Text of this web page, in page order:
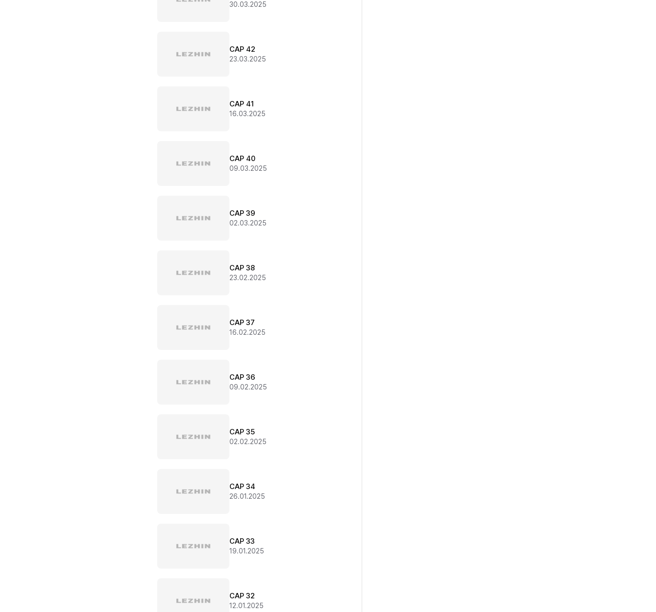
30.03.2025
CAP 42
23.03.2025
CAP 41
16.03.2025
CAP 40
09.03.2025
CAP 39
02.03.2025
CAP 38
23.02.2025
CAP 37
16.02.2025
CAP 36
09.02.2025
CAP 35
02.02.2025
CAP 34
26.01.2025
CAP 33
19.01.2025
CAP 32
12.01.2025